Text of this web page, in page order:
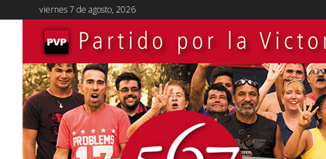
viernes 7 de agosto, 2026